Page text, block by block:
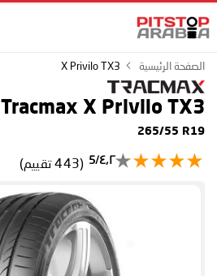
الصفحة الرئيسية X Privilo TX3
Tracmax X Privilo TX3
265/55 R19
٤٫٢/5 (443 تقييم)